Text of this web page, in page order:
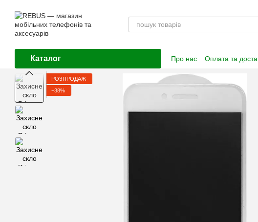
Каталог Про нас Оплата та
РОЗПРОДАЖ
−38%